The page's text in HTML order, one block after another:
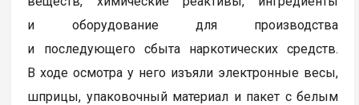
и оборудование для производства
и последующего сбыта наркотических средств.
В ходе осмотра у него изъяли электронные весы,
шприцы, упаковочный материал и пакет с белым